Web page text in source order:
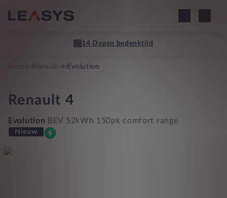
14 Dagen bedenktijd
Home › Renault ›4 › Evolution
Renault 4
Evolution BEV 52kWh 150pk comfort range
Nieuw